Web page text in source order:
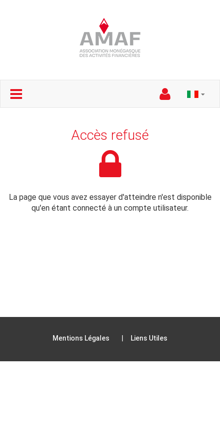
Accès refusé
La page que vous avez essayer d'atteindre n'est disponible
qu'en étant connecté à un compte utilisateur.
Mentions Légales Liens Utiles